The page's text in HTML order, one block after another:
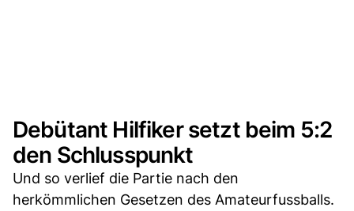
Debütant Hilfiker setzt beim 5:2
den Schlusspunkt
Und so verlief die Partie nach den
herkömmlichen Gesetzen des Amateurfussballs.